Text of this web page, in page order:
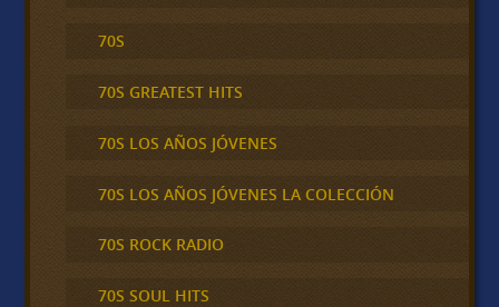
70S
70S GREATEST HITS
70S LOS AÑOS JÓVENES
70S LOS AÑOS JÓVENES LA COLECCIÓN
70S ROCK RADIO
70S SOUL HITS